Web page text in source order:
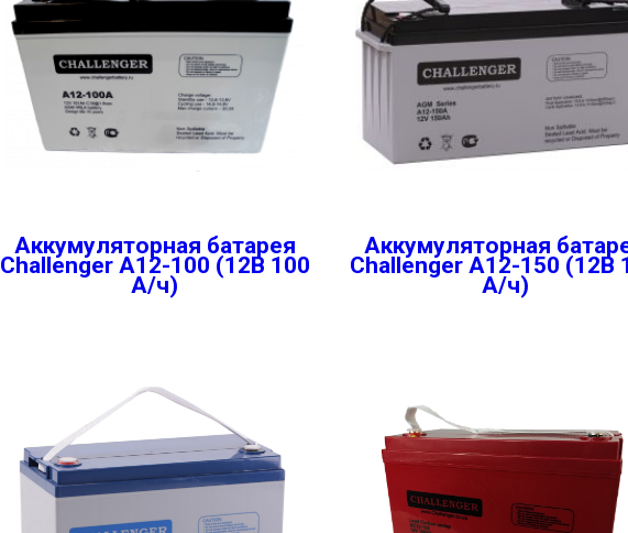
Аккумуляторная батарея
Challenger A12-100 (12В 100
А/ч)
Аккумуляторная
Challenger A12-150 (12В
А/ч)